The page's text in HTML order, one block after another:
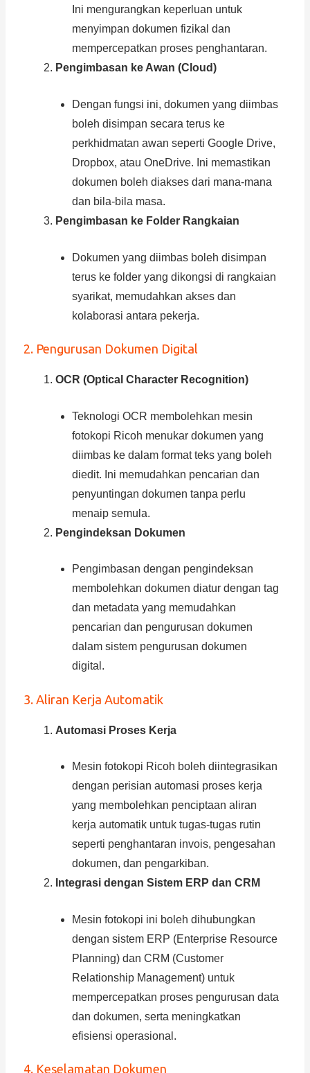
Ini mengurangkan keperluan untuk
menyimpan dokumen fizikal dan
mempercepatkan proses penghantaran.
Pengimbasan ke Awan (Cloud)
Dengan fungsi ini, dokumen yang diimbas
boleh disimpan secara terus ke
perkhidmatan awan seperti Google Drive,
Dropbox, atau OneDrive. Ini memastikan
dokumen boleh diakses dari mana-mana
dan bila-bila masa.
Pengimbasan ke Folder Rangkaian
Dokumen yang diimbas boleh disimpan
terus ke folder yang dikongsi di rangkaian
syarikat, memudahkan akses dan
kolaborasi antara pekerja.
2. Pengurusan Dokumen Digital
OCR (Optical Character Recognition)
Teknologi OCR membolehkan mesin
fotokopi Ricoh menukar dokumen yang
diimbas ke dalam format teks yang boleh
diedit. Ini memudahkan pencarian dan
penyuntingan dokumen tanpa perlu
menaip semula.
Pengindeksan Dokumen
Pengimbasan dengan pengindeksan
membolehkan dokumen diatur dengan tag
dan metadata yang memudahkan
pencarian dan pengurusan dokumen
dalam sistem pengurusan dokumen
digital.
3. Aliran Kerja Automatik
Automasi Proses Kerja
Mesin fotokopi Ricoh boleh diintegrasikan
dengan perisian automasi proses kerja
yang membolehkan penciptaan aliran
kerja automatik untuk tugas-tugas rutin
seperti penghantaran invois, pengesahan
dokumen, dan pengarkiban.
Integrasi dengan Sistem ERP dan CRM
Mesin fotokopi ini boleh dihubungkan
dengan sistem ERP (Enterprise Resource
Planning) dan CRM (Customer
Relationship Management) untuk
mempercepatkan proses pengurusan data
dan dokumen, serta meningkatkan
efisiensi operasional.
4. Keselamatan Dokumen